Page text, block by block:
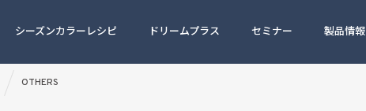
シーズンカラーレシピ ドリームプラス セミナー 製品情報
OTHERS